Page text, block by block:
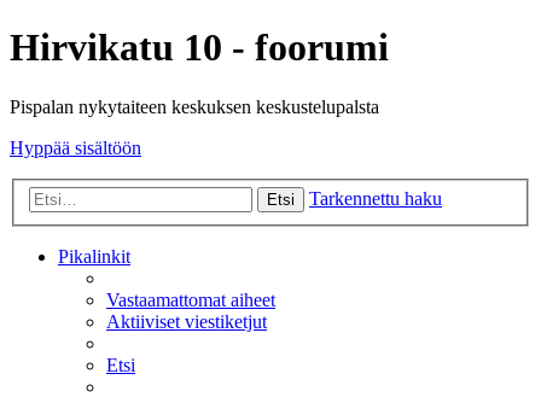
Hirvikatu 10 - foorumi
Pispalan nykytaiteen keskuksen keskustelupalsta
Hyppää sisältöön
Etsi Tarkennettu haku
Pikalinkit
Vastaamattomat aiheet
Aktiiviset viestiketjut
Etsi